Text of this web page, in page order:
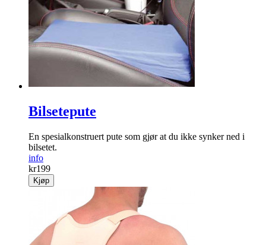
Bilsetepute
En spesialkonstruert pute som gjør at du ikke synker ned i
bilsetet.
info
kr199
Kjøp